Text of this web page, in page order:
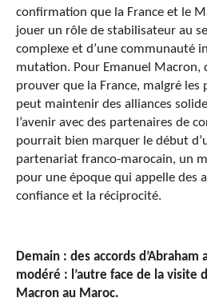
confirmation que la France et le
jouer un rôle de stabilisateur au
complexe et d’une communauté
mutation. Pour Emanuel Macron,
prouver que la France, malgré les
peut maintenir des alliances
l’avenir avec des partenaires de
pourrait bien marquer le début
partenariat franco-marocain, un
pour une époque qui appelle des
confiance et la réciprocité.
Demain : des accords d’Abraham
modéré : l’autre face de la visite
Macron au Maroc.